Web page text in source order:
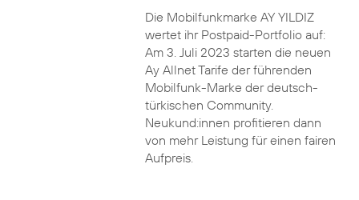
Die Mobilfunkmarke AY YILDIZ
wertet ihr Postpaid-Portfolio auf:
Am 3. Juli 2023 starten die neuen
Ay Allnet Tarife der führenden
Mobilfunk-Marke der deutsch-
türkischen Community.
Neukund:innen profitieren dann
von mehr Leistung für einen fairen
Aufpreis.